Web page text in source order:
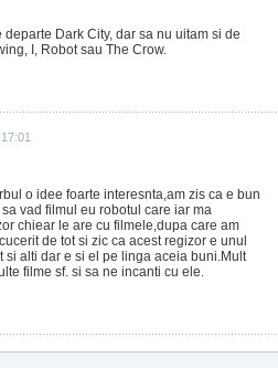
Dark City, dar sa nu uitam si de
I, Robot sau The Crow.
o idee foarte interesnta,am zis ca e bun
vad filmul eu robotul care iar ma
chiear le are cu filmele,dupa care am
de tot si zic ca acest regizor e unul
alti dar e si el pe linga aceia buni.Mult
filme sf. si sa ne incanti cu ele.